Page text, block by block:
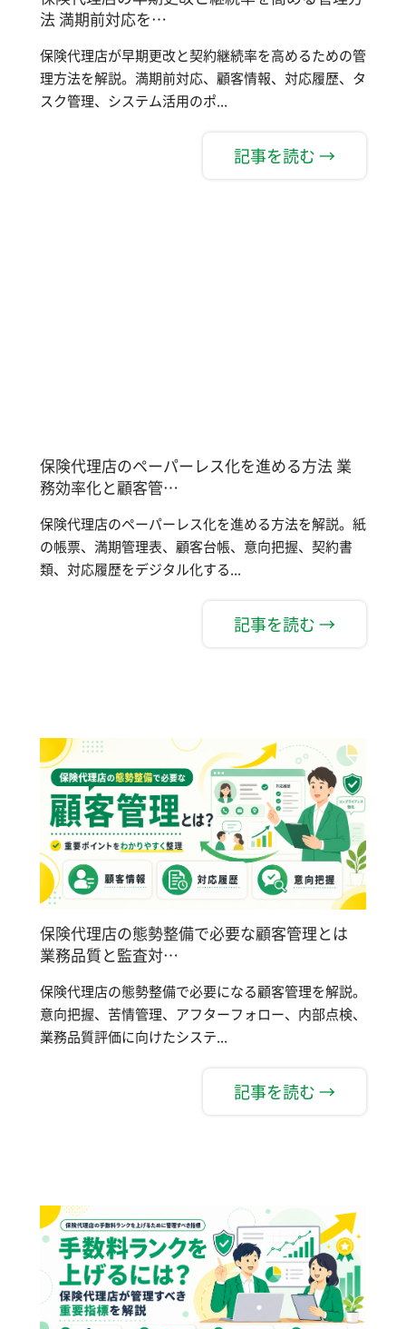
法 満期前対応を…
保険代理店が早期更改と契約継続率を高めるための管
理方法を解説。満期前対応、顧客情報、対応履歴、タ
スク管理、システム活用のポ...
記事を読む →
保険代理店のペーパーレス化を進める方法 業
務効率化と顧客管…
保険代理店のペーパーレス化を進める方法を解説。紙
の帳票、満期管理表、顧客台帳、意向把握、契約書
類、対応履歴をデジタル化する...
記事を読む →
保険代理店の態勢整備で必要な顧客管理とは
業務品質と監査対…
保険代理店の態勢整備で必要になる顧客管理を解説。
意向把握、苦情管理、アフターフォロー、内部点検、
業務品質評価に向けたシステ...
記事を読む →